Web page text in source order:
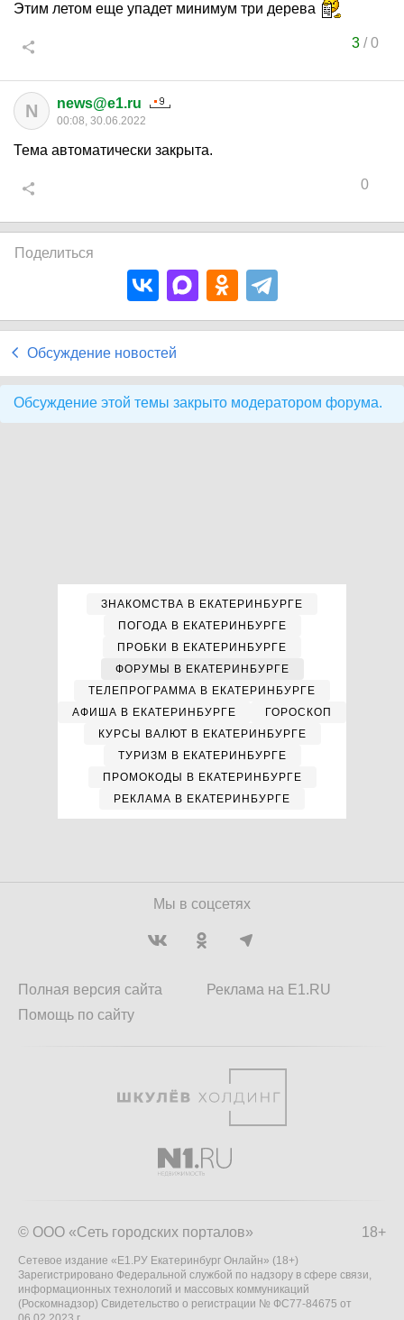
Этим летом еще упадет минимум три дерева
3/0
N news@e1.ru
00:08, 30.06.2022
Тема автоматически закрыта.
0
Поделиться
Обсуждение новостей
Обсуждение этой темы закрыто модератором форума.
ЗНАКОМСТВА В ЕКАТЕРИНБУРГЕ
ПОГОДА В ЕКАТЕРИНБУРГЕ
ПРОБКИ В ЕКАТЕРИНБУРГЕ
ФОРУМЫ В ЕКАТЕРИНБУРГЕ
ТЕЛЕПРОГРАММА В ЕКАТЕРИНБУРГЕ
АФИША В ЕКАТЕРИНБУРГЕ
ГОРОСКОП
КУРСЫ ВАЛЮТ В ЕКАТЕРИНБУРГЕ
ТУРИЗМ В ЕКАТЕРИНБУРГЕ
ПРОМОКОДЫ В ЕКАТЕРИНБУРГЕ
РЕКЛАМА В ЕКАТЕРИНБУРГЕ
Мы в соцсетях
Полная версия сайта
Помощь по сайту
Реклама на E1.RU
18+
© ООО «Сеть городских порталов»
Сетевое издание «Е1.РУ Екатеринбург Онлайн» (18+)
Зарегистрировано Федеральной службой по надзору в сфере связи,
информационных технологий и массовых коммуникаций
(Роскомнадзор) Свидетельство о регистрации № ФС77-84675 от